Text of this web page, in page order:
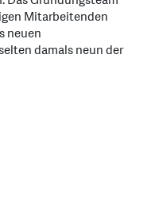
Mitarbeitenden
neuen
damals neun der